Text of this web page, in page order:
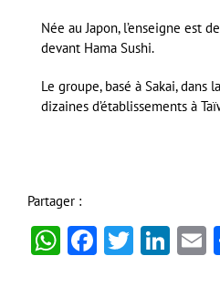
Née au Japon, l’enseigne est
devant Hama Sushi.
Le groupe, basé à Sakai, dans
dizaines d’établissements à
Partager :
WhatsApp
Facebook
Twitter